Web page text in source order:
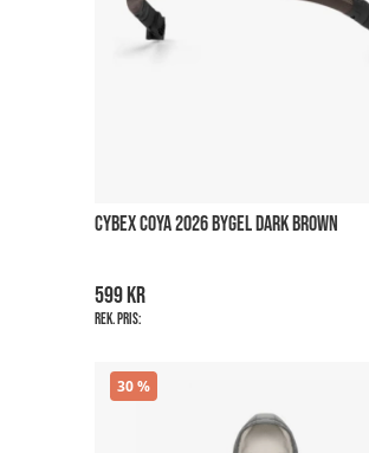
CYBEX COYA 2026 BYGEL DARK BROWN
599 kr
Rek. pris:
30